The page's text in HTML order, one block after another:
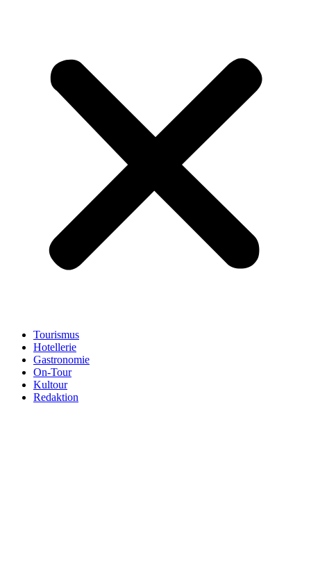
Tourismus
Hotellerie
Gastronomie
On-Tour
Kultour
Redaktion